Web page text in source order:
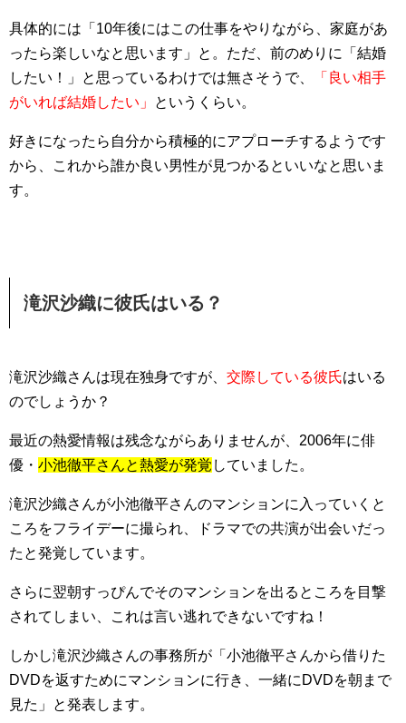
具体的には「10年後にはこの仕事をやりながら、家庭があ
ったら楽しいなと思います」と。ただ、前のめりに「結婚
したい！」と思っているわけでは無さそうで、
「良い相手
がいれば結婚したい」
というくらい。
好きになったら自分から積極的にアプローチするようです
から、これから誰か良い男性が見つかるといいなと思いま
す。
滝沢沙織に彼氏はいる？
滝沢沙織さんは現在独身ですが、 交際している彼氏はいる
のでしょうか？
最近の熱愛情報は残念ながらありませんが、2006年に俳
優・ 小池徹平さんと熱愛が発覚 していました。
滝沢沙織さんが小池徹平さんのマンションに入っていくと
ころをフライデーに撮られ、ドラマでの共演が出会いだっ
たと発覚しています。
さらに翌朝すっぴんでそのマンションを出るところを目撃
されてしまい、これは言い逃れできないですね！
しかし滝沢沙織さんの事務所が「小池徹平さんから借りた
DVDを返すためにマンションに行き、一緒にDVDを朝まで
見た」と発表します。